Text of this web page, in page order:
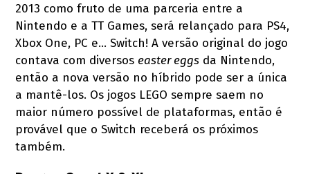
2013 como fruto de uma parceria entre a
Nintendo e a TT Games, será relançado para PS4,
Xbox One, PC e… Switch! A versão original do jogo
contava com diversos easter eggs da Nintendo,
então a nova versão no híbrido pode ser a única
a mantê-los. Os jogos LEGO sempre saem no
maior número possível de plataformas, então é
provável que o Switch receberá os próximos
também.